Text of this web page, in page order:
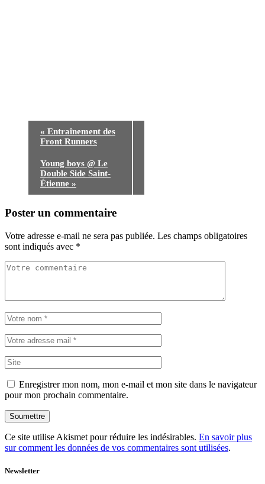
« Entraînement des
Front Runners
Young boys @ Le
Double Side Saint-
Étienne »
Poster un commentaire
Votre adresse e-mail ne sera pas publiée. Les champs obligatoires
sont indiqués avec *
Enregistrer mon nom, mon e-mail et mon site dans le navigateur
pour mon prochain commentaire.
Soumettre
Ce site utilise Akismet pour réduire les indésirables. En savoir plus
sur comment les données de vos commentaires sont utilisées.
Newsletter